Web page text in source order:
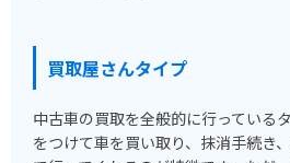
買取屋さんタイプ
中古車の買取を全般的に行っている
をつけて車を買い取り、抹消手続き